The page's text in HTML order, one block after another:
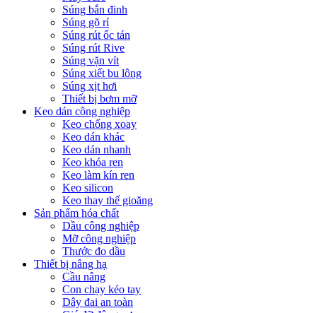
Súng bắn đinh
Súng gõ rỉ
Súng rút ốc tán
Súng rút Rive
Súng vặn vít
Súng xiết bu lông
Súng xịt hơi
Thiết bị bơm mỡ
Keo dán công nghiệp
Keo chống xoay
Keo dán khác
Keo dán nhanh
Keo khóa ren
Keo làm kín ren
Keo silicon
Keo thay thế gioăng
Sản phẩm hóa chất
Dầu công nghiệp
Mỡ công nghiệp
Thước đo dầu
Thiết bị nâng hạ
Cầu nâng
Con chạy kéo tay
Dây đai an toàn